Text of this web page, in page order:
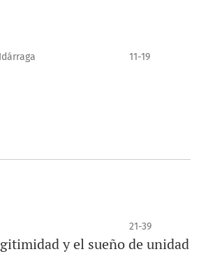
11-19
21-39
y el sueño de unidad